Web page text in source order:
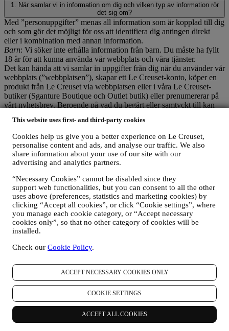
This website uses first- and third-party cookies
Cookies help us give you a better experience on Le Creuset,
personalise content and ads, and analyse our traffic. We also
share information about your use of our site with our
advertising and analytics partners.
“Necessary Cookies” cannot be disabled since they
support web functionalities, but you can consent to all the other
uses above (preferences, statistics and marketing cookies) by
clicking “Accept all cookies”, or click “Cookie settings”, where
you manage each cookie category, or “Accept necessary
cookies only”, so that no other category of cookies will be
installed.
Check our Cookie Policy.
ACCEPT NECESSARY COOKIES ONLY
COOKIE SETTINGS
ACCEPT ALL COOKIES
1. När samlar vi in information om dig och vilken typ av information rör
det sig om?
Med ”personuppgifter” menas all information som är kopplad till dig
och som gör det möjligt för oss att identifiera dig antingen direkt
eller i kombination med annan information.
Barn: Vi söker inte erhålla information från barn. Du måste ha fyllt
18 år för att kunna använda vår webbplats och våra tjänster.
Det kan hända att vi samlar in uppgifter från dig när du använder vår
webbplats (”webbplatsen”), skapar ett Le Creuset-konto, köper en
produkt från Le Creuset via webbplatsen eller i våra Le Creuset-
butiker (Sganture Boutique och Outlet butik) eller prenumererar på
vårt nyhetsbrev. Beroende på vad du begärt eller samtyckt till kan
kontaktuppgifter (adress och telefonnummer), för att du ska
kunna skapa ett Le Creuset-konto eller göra köp som
gästanvändare eller prenumerera på vårt nyhetsbrev via
webbplatsen eller i butik;
uppgifter om dina köp som exempelvis datum och klockslag
för köpet, leveransinformation, produkt- och
betalningsuppgifter, för att hantera dina beställningar;
data om din surfhistorik (t.ex. onlineidentifikatorer - såsom IP-
adress, webbläsarversion, operativsystem, besökslängd samt
huruvida du är en återkommande besökare och vilket
geografiskt område du befinner dig i), som samlas in under
användare eller inte) med hjälp av loggar och/eller
uppgiftsinsamling via cookies finns i vårpolicy gällande
cookies, för att förbättra våra tjänster och annonser eller för
statistisk analys skull – oftast kommer vi inte kunna identifiera
dig utifrån denna typ av information; samt
din egen återkoppling, dina begäranden, klagomål, frågor eller
interaktioner med oss (som exempelvis dina meddelanden,
chattmeddelanden, inlägg på sociala medier, e-post och